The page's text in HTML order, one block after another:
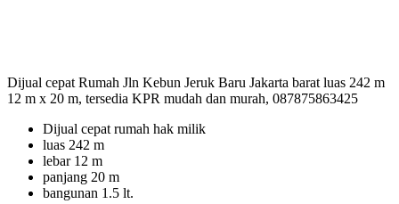
Dijual cepat Rumah Jln Kebun Jeruk Baru Jakarta barat luas 242 m
12 m x 20 m, tersedia KPR mudah dan murah, 087875863425
Dijual cepat rumah hak milik
luas 242 m
lebar 12 m
panjang 20 m
bangunan 1.5 lt.